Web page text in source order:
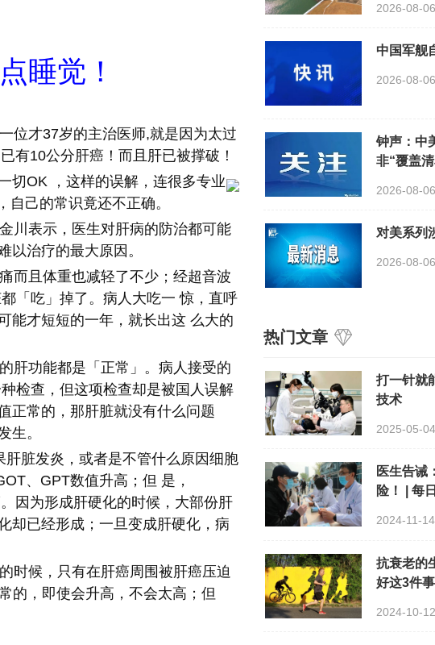
睡觉！
位才37岁的主治医师,就是因为太过
有10公分肝癌！而且肝已被撑破！
切OK ，这样的误解，连很多专业
己的常识竟还不正确。
川表示，医生对肝病的防治都可能
以治疗的最大原因。
而且体重也减轻了不少；经超音波
「吃」掉了。病人大吃一 惊，直呼
能才短短的一年，就长出这 么大的
肝功能都是「正常」。病人接受的
检查，但这项检查却是被国人误解
正常的，那肝脏就没有什么问题
生。
脏发炎，或者是不管什么原因细胞
、GPT数值升高；但 是，
因为形成肝硬化的时候，大部份肝
却已经形成；一旦变成肝硬化，病
时候，只有在肝癌周围被肝癌压迫
的，即使会升高，不会太高；但
2026-08-
中国军舰
2026-08-
钟声：中
非“覆盖
2026-08-
对美系列
2026-08-
热门文章
打一针就
技术
2025-05-
医生告诫
险！ | 每
2024-11-
抗衰老的
好这3件
2024-10-